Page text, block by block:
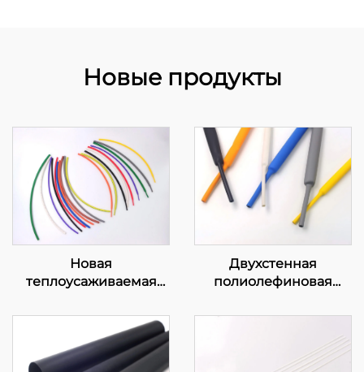
Новые продукты
Новая
теплоусаживаемая
трубка K-102, гибкая
изоляционная защита,
диаметр 1–80 мм
Двухстенная
полиолефиновая
слоем